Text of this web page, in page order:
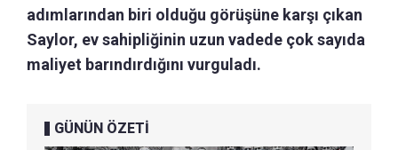
adımlarından biri olduğu görüşüne karşı çıkan
Saylor, ev sahipliğinin uzun vadede çok sayıda
maliyet barındırdığını vurguladı.
GÜNÜN ÖZETİ